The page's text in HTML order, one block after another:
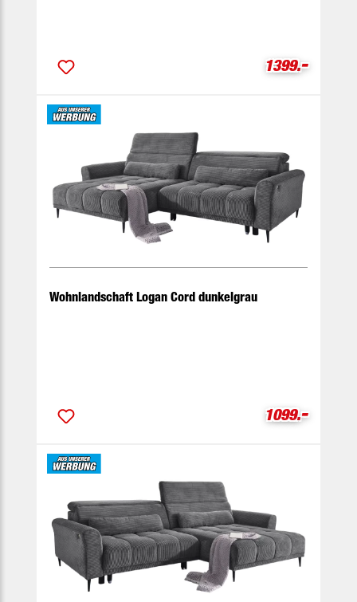
Verkaufspreis:
1399.-
Wohnlandschaft Logan Cord dunkelgrau
Verkaufspreis:
1099.-